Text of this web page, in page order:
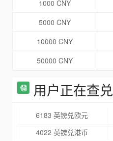
1000 CNY
5000 CNY
10000 CNY
50000 CNY
用户正在查兑
6183 英镑兑欧元
4022 英镑兑港币